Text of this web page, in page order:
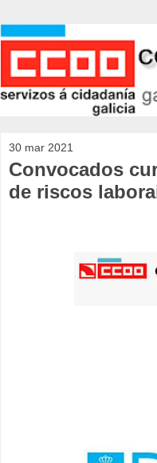
30 mar 2021
Convocados
de riscos